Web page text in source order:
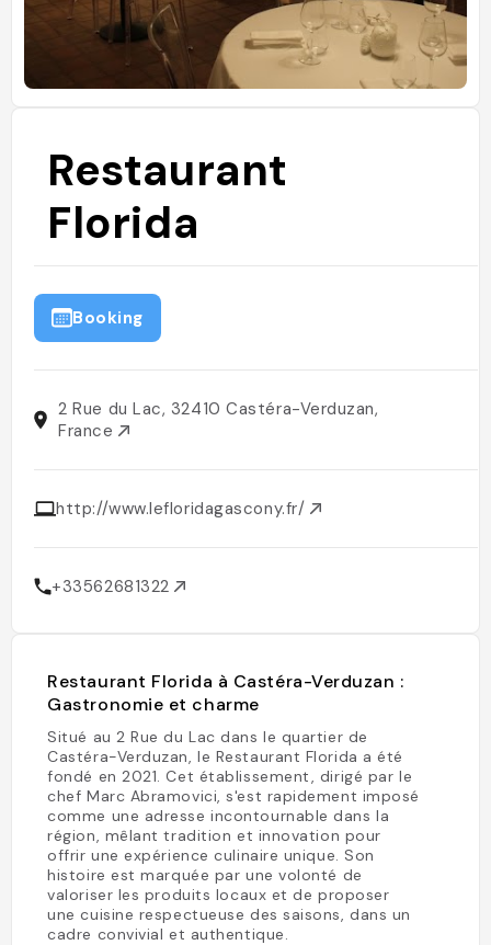
Restaurant
Florida
Booking
2 Rue du Lac, 32410 Castéra-Verduzan,
France
http://www.lefloridagascony.fr/
+33562681322
Restaurant Florida à Castéra-Verduzan :
Gastronomie et charme
Situé au 2 Rue du Lac dans le quartier de
Castéra-Verduzan, le Restaurant Florida a été
fondé en 2021. Cet établissement, dirigé par le
chef Marc Abramovici, s'est rapidement imposé
comme une adresse incontournable dans la
région, mêlant tradition et innovation pour
offrir une expérience culinaire unique. Son
histoire est marquée par une volonté de
valoriser les produits locaux et de proposer
une cuisine respectueuse des saisons, dans un
cadre convivial et authentique.